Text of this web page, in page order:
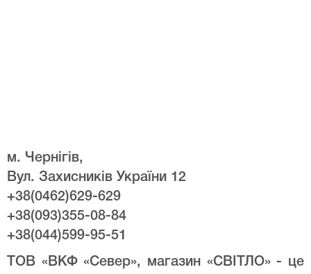
м. Чернігів,
Вул. Захисників України 12
+38(0462)629-629
+38(093)355-08-84
+38(044)599-95-51
ТОВ «ВКФ «Север», магазин «СВІТЛО» - це